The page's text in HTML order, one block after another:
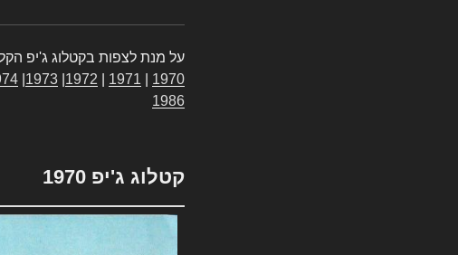
על מנת לצפות בקטלוג ג'יפ
1970
1971
1972
1973
1986
קטלוג ג'יפ 1970